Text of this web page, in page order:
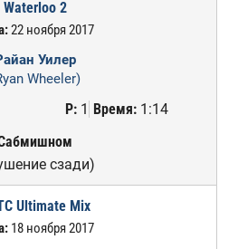
Waterloo 2
22 ноября 2017
Уилер
Wheeler)
Р:1 Время:1:14
сзади)
Ultimate Mix
18 ноября 2017